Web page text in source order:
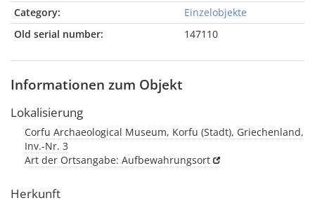
Category:
Einzelobjekte
Old serial number:
147110
Informationen zum Objekt
Lokalisierung
Corfu Archaeological Museum, Korfu (Stadt), Griechenland,
Inv.-Nr. 3
Art der Ortsangabe: Aufbewahrungsort
Herkunft